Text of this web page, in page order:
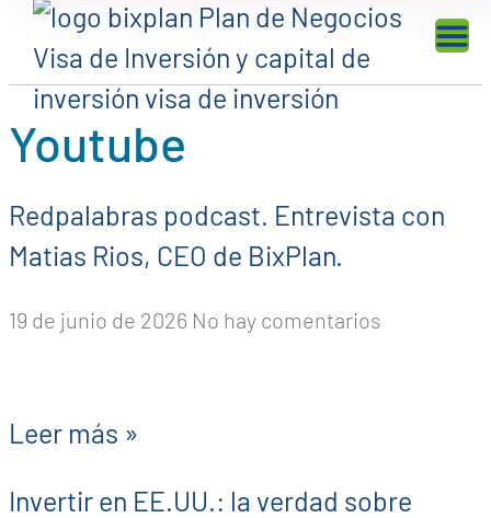
Youtube
Redpalabras podcast. Entrevista con
Matias Rios, CEO de BixPlan.
19 de junio de 2026 No hay comentarios
Leer más »
Invertir en EE.UU.: la verdad sobre